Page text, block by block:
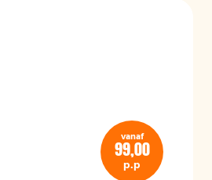
vanaf
99,00
p.p